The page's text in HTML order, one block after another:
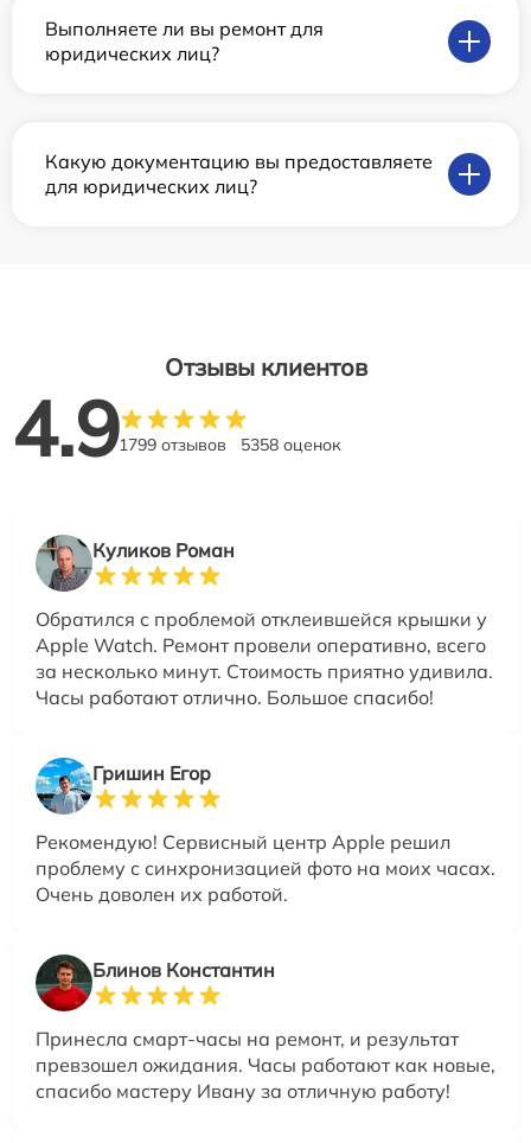
Выполняете ли вы ремонт для
юридических лиц?
Какую документацию вы предоставляете
для юридических лиц?
Отзывы клиентов
4.91799 отзывов 5358 оценок
Куликов Роман
Обратился с проблемой отклеившейся крышки у
Apple Watch. Ремонт провели оперативно, всего
за несколько минут. Стоимость приятно удивила.
Часы работают отлично. Большое спасибо!
Гришин Егор
Рекомендую! Сервисный центр Apple решил
проблему с синхронизацией фото на моих часах.
Очень доволен их работой.
Блинов Константин
Принесла смарт-часы на ремонт, и результат
превзошел ожидания. Часы работают как новые,
спасибо мастеру Ивану за отличную работу!